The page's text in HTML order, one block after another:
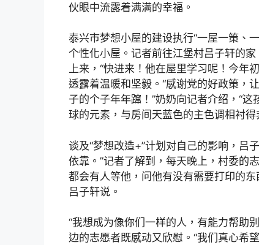
伙眼中流露着满满的幸福。
泰兴市梦想小屋的建设执行“一屋一策、
个性化小屋。记者前往江堡村吕子轩的
上来，“快进来！他在屋里学习呢！今年
透露着温暖和坚毅。“感谢党的好政策，
子的个子年年蹿！”奶奶向记者介绍，“
球的元素，与房间天蓝色的主色调相衬得
谈及“梦想改造+”计划对自己的影响，吕
依靠。”记者了解到，每天晚上，村委的
都会有人等他，问他有没有需要打印的东
吕子轩说。
“我想成为像你们一样的人，有能力帮助
边的志愿者既感动又欣慰。“我们真心希